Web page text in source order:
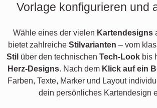
Vorlage konfigurieren und
Wähle eines der vielen Kartendesigns
bietet zahlreiche Stilvarianten – vom
Stil über den technischen Tech-Lookbis
Herz-Designs. Nach dem Klick auf ein
Farben, Texte, Marker und Layout
dein persönliches Kartendesign